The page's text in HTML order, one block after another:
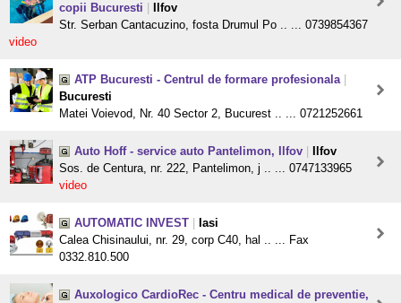
copii Bucuresti
Ilfov
Str. Serban Cantacuzino, fosta Drumul Po .. ... 0739854367
video
ATP Bucuresti - Centrul de formare profesionala
Bucuresti
Matei Voievod, Nr. 40 Sector 2, Bucurest .. ... 0721252661
Auto Hoff - service auto Pantelimon, Ilfov
Ilfov
Sos. de Centura, nr. 222, Pantelimon, j .. ... 0747133965
video
AUTOMATIC INVEST
Iasi
Calea Chisinaului, nr. 29, corp C40, hal .. ... Fax
0332.810.500
Auxologico CardioRec - Centru medical de preventie,